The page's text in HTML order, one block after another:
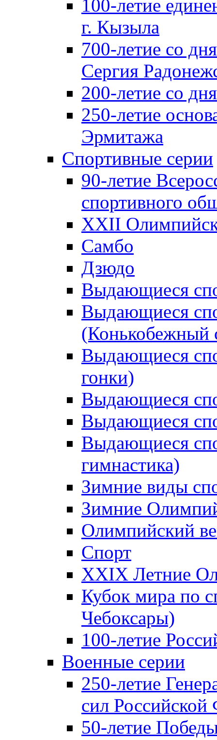
100-летие
г. Кызыла
700-летие со
Сергия
200-летие со
250-летие
Эрмитажа
Спортивные серии
90-летие
спортивного
XXII
Самбо
Дзюдо
Выдающиеся
Выдающиеся
(Конькобежный
Выдающиеся
гонки)
Выдающиеся
Выдающиеся
Выдающиеся
гимнастика)
Зимние виды
Зимние
Олимпийский
Спорт
XXIX Летние
Кубок мира по
Чебоксары)
100-летие
Военные серии
250-летие
сил Российской
50-летие